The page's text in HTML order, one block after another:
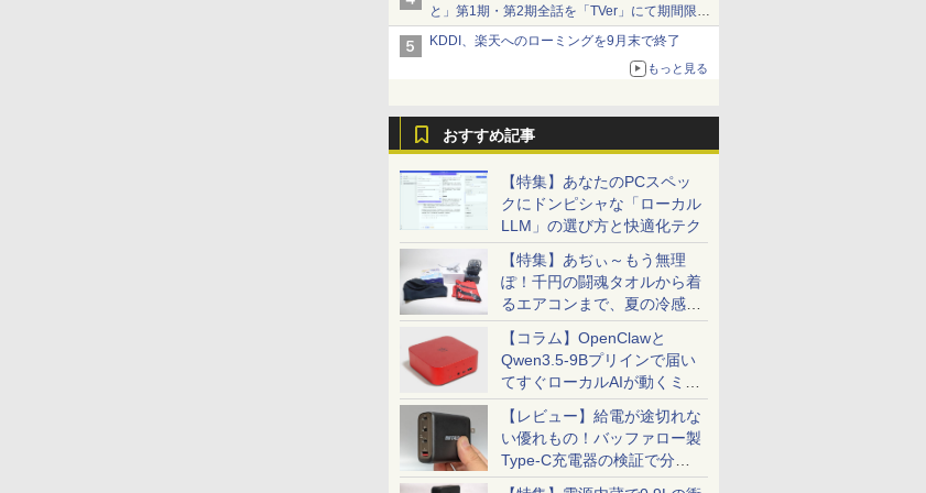
と」第1期・第2期全話を「TVer」にて期間限定
で順次無料配信開始
KDDI、楽天へのローミングを9月末で終了
もっと見る
おすすめ記事
【特集】あなたのPCスペッ
クにドンピシャな「ローカル
LLM」の選び方と快適化テク
【特集】あぢぃ～もう無理
ぽ！千円の闘魂タオルから着
るエアコンまで、夏の冷感グ
ッズ一挙紹介
【コラム】OpenClawと
Qwen3.5-9Bプリインで届い
てすぐローカルAIが動くミニ
PC「SER9 Pro」
【レビュー】給電が途切れな
い優れもの！バッファロー製
Type-C充電器の検証で分か
ったこと